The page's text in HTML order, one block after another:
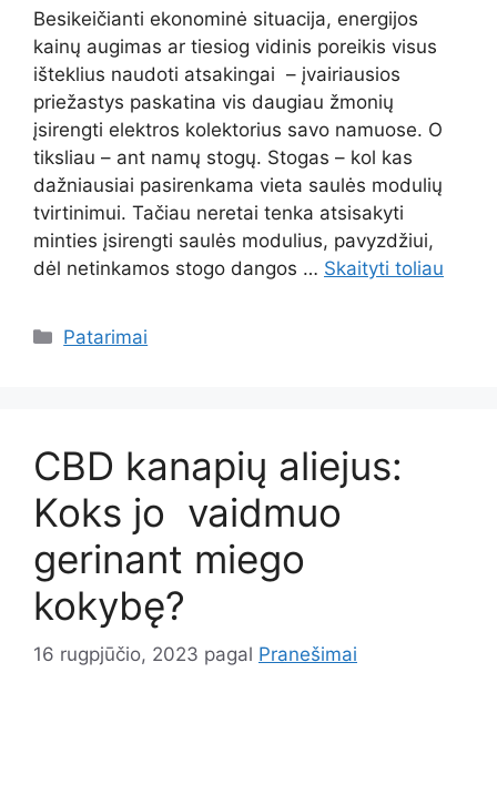
Besikeičianti ekonominė situacija, energijos
kainų augimas ar tiesiog vidinis poreikis visus
išteklius naudoti atsakingai – įvairiausios
priežastys paskatina vis daugiau žmonių
įsirengti elektros kolektorius savo namuose. O
tiksliau – ant namų stogų. Stogas – kol kas
dažniausiai pasirenkama vieta saulės modulių
tvirtinimui. Tačiau neretai tenka atsisakyti
minties įsirengti saulės modulius, pavyzdžiui,
dėl netinkamos stogo dangos … Skaityti toliau
Kategorijos
Patarimai
CBD kanapių aliejus:
Koks jo vaidmuo
gerinant miego
kokybę?
16 rugpjūčio, 2023 pagal Pranešimai